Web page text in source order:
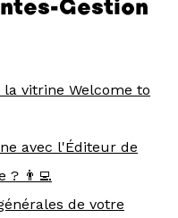
Gestion
vitrine Welcome to
avec l'Éditeur de
? 👨‍💻
de votre